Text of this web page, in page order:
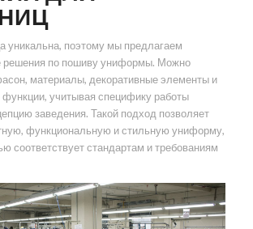
уникальна, поэтому мы предлагаем
решения по пошиву униформы. Можно
материалы, декоративные элементы и
учитывая специфику работы
заведения. Такой подход позволяет
функциональную и стильную униформу,
соответствует стандартам и требованиям